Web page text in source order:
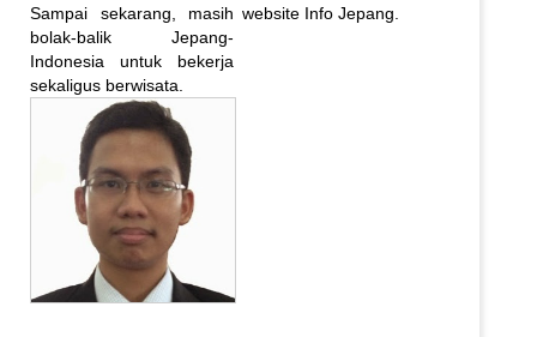
Sampai sekarang, masih
bolak-balik Jepang-
Indonesia untuk bekerja
sekaligus berwisata.
website Info Jepang.